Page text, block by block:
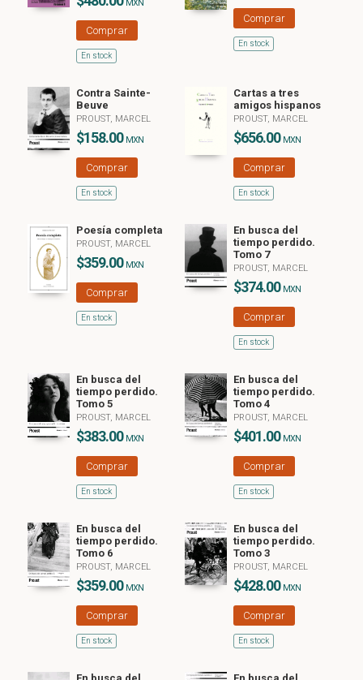
MXN
Comprar
En stock
Comprar
En stock
Contra Sainte-
Beuve
PROUST, MARCEL
$158.00 MXN
Comprar
En stock
Cartas a tres
amigos hispanos
PROUST, MARCEL
$656.00 MXN
Comprar
En stock
Poesía completa
PROUST, MARCEL
$359.00 MXN
Comprar
En stock
En busca del
tiempo perdido.
Tomo 7
PROUST, MARCEL
$374.00 MXN
Comprar
En stock
En busca del
tiempo perdido.
Tomo 5
PROUST, MARCEL
$383.00 MXN
Comprar
En stock
En busca del
tiempo perdido.
Tomo 4
PROUST, MARCEL
$401.00 MXN
Comprar
En stock
En busca del
tiempo perdido.
Tomo 6
PROUST, MARCEL
$359.00 MXN
Comprar
En stock
En busca del
tiempo perdido.
Tomo 3
PROUST, MARCEL
$428.00 MXN
Comprar
En stock